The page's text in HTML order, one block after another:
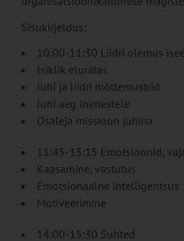
Sisukirjeldus:
10:00-11:30 Liidri olemus
Isiklik eluratas
Juhi ja liidri mõttemustrid
Juhi aeg inimestele
Osaleja missioon juhina
11:45-13:15 Emotsioonid,
Kaasamine, vastutus
Emotsionaalne intelligentsus
Motiveerimine
14:00-15:30 Suhted